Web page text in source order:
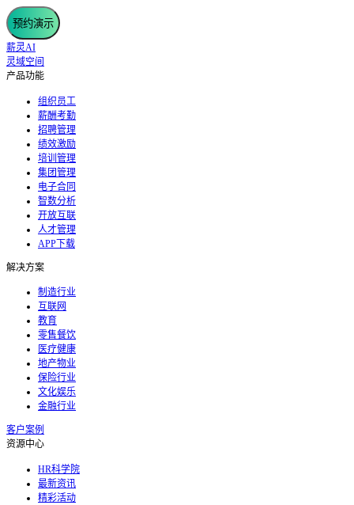
预约演示
薪灵AI
灵域空间
产品功能
组织员工
薪酬考勤
招聘管理
绩效激励
培训管理
集团管理
电子合同
智数分析
开放互联
人才管理
APP下载
解决方案
制造行业
互联网
教育
零售餐饮
医疗健康
地产物业
保险行业
文化娱乐
金融行业
客户案例
资源中心
HR科学院
最新资讯
精彩活动